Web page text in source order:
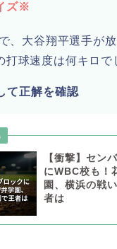
ズ※
、大谷翔平選手が
打球速度は何キロで
て正解を確認
【衝撃】セン
にWBC校も！
園、横浜の戦
者は